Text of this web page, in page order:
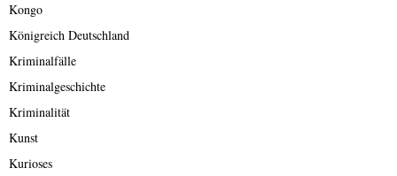
Kongo
Königreich Deutschland
Kriminalfälle
Kriminalgeschichte
Kriminalität
Kunst
Kurioses